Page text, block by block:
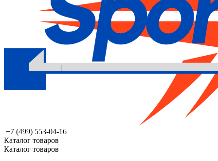
+7 (499) 553-04-16
Каталог товаров
Каталог товаров